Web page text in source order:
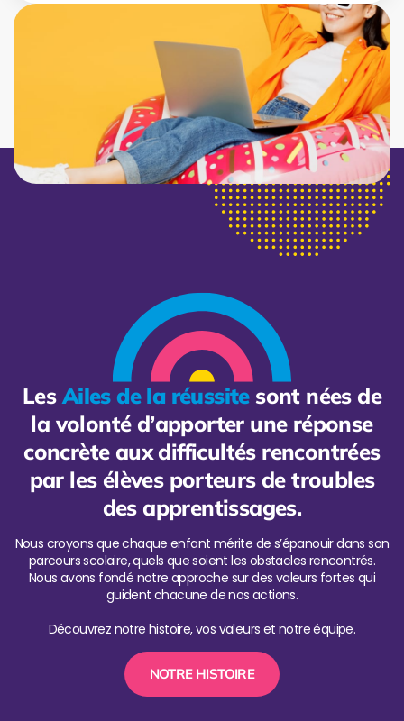
LesAiles de la réussitesont nées de
la volonté d’apporter une réponse
concrète aux difficultés rencontrées
par les élèves porteurs de troubles
des apprentissages.
Nous croyons que chaque enfant mérite de s’épanouir dans son
parcours scolaire, quels que soient les obstacles rencontrés.
Nous avons fondé notre approche sur des valeurs fortes qui
guident chacune de nos actions.
Découvrez notre histoire, vos valeurs et notre équipe.
NOTRE HISTOIRE